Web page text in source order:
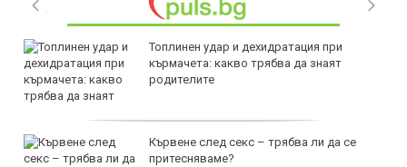
Топлинен удар и дехидратация при
кърмачета: какво трябва да знаят
родителите
Кървене след секс – трябва ли да се
притесняваме?